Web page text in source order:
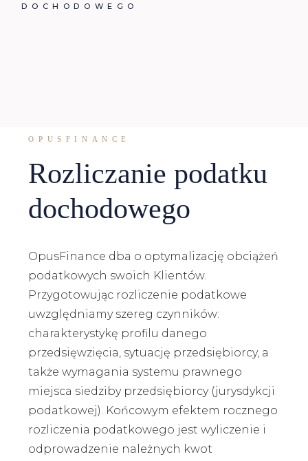
DOCHODOWEGO
OPUSFINANCE
Rozliczanie podatku
dochodowego
OpusFinance dba o optymalizację obciążeń
podatkowych swoich Klientów.
Przygotowując rozliczenie podatkowe
uwzględniamy szereg czynników:
charakterystykę profilu danego
przedsięwzięcia, sytuację przedsiębiorcy, a
także wymagania systemu prawnego
miejsca siedziby przedsiębiorcy (jurysdykcji
podatkowej). Końcowym efektem rocznego
rozliczenia podatkowego jest wyliczenie i
odprowadzenie należnych kwot